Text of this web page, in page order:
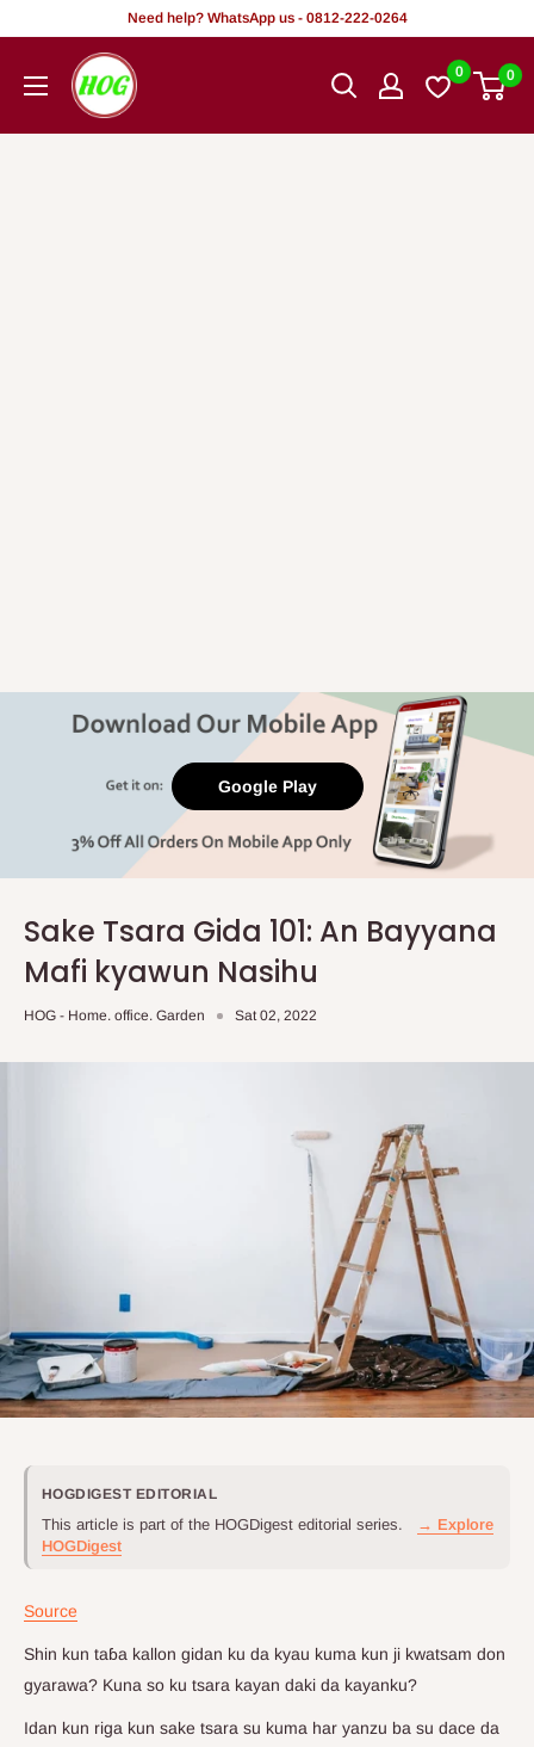
abun
Need help? WhatsApp us - 0812-222-0264
HOG
-
0 0
Google Play
Sake Tsara Gida 101: An Bayyana
Mafi kyawun Nasihu
HOG - Home. office. Garden Sat 02, 2022
HOGDIGEST EDITORIAL
This article is part of the HOGDigest editorial series.
→ Explore
HOGDigest
Source
Shin kun taɓa kallon gidan ku da kyau kuma kun ji kwatsam don
gyarawa? Kuna so ku tsara kayan daki da kayanku?
Idan kun riga kun sake tsara su kuma har yanzu ba su dace da